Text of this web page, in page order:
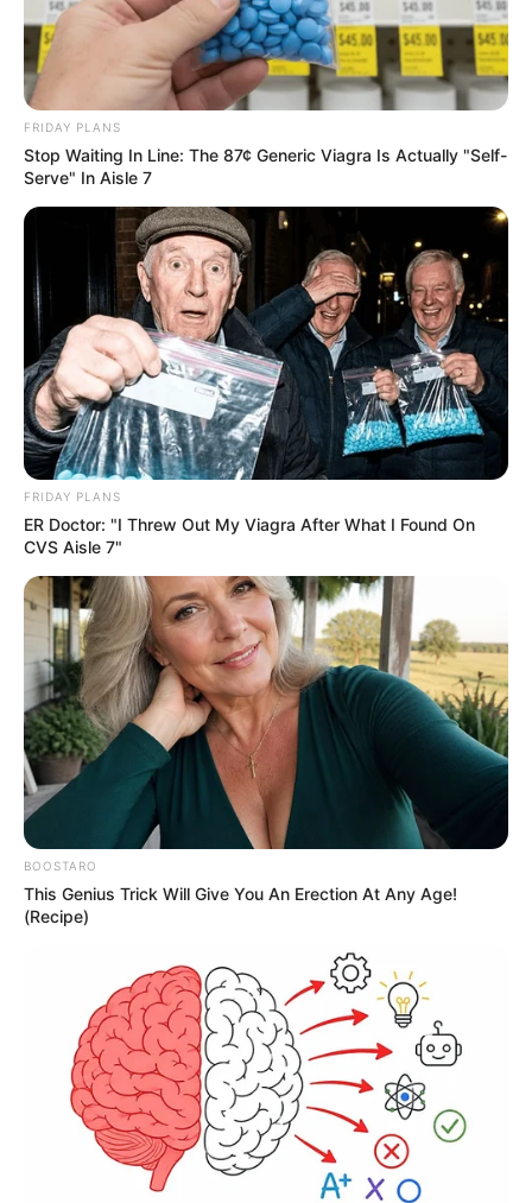
FRIDAY PLANS
Stop Waiting In Line: The 87¢ Generic Viagra Is Actually "Self-
Serve" In Aisle 7
FRIDAY PLANS
ER Doctor: "I Threw Out My Viagra After What I Found On
CVS Aisle 7"
BOOSTARO
This Genius Trick Will Give You An Erection At Any Age!
(Recipe)